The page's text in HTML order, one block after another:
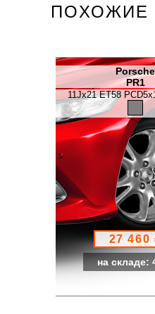
ПОХОЖИЕ
Porsche
PR1
11Jx21 ET58
27 460
на складе: